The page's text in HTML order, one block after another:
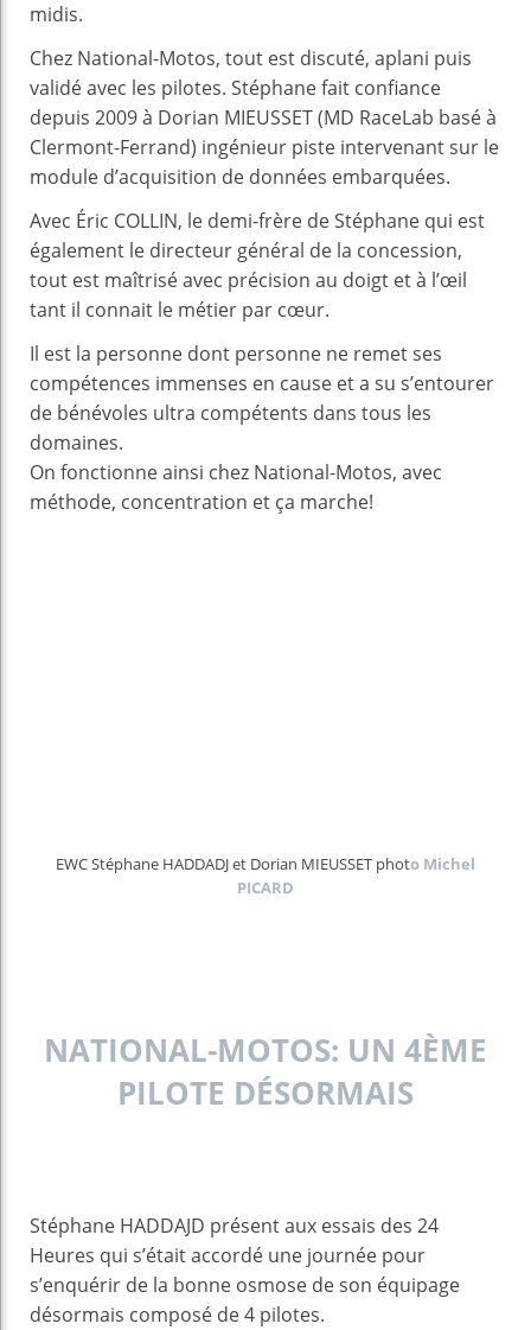
midis.
Chez National-Motos, tout est discuté, aplani puis
validé avec les pilotes. Stéphane fait confiance
depuis 2009 à Dorian MIEUSSET (MD RaceLab basé à
Clermont-Ferrand) ingénieur piste intervenant sur le
module d’acquisition de données embarquées.
Avec Éric COLLIN, le demi-frère de Stéphane qui est
également le directeur général de la concession,
tout est maîtrisé avec précision au doigt et à l’œil
tant il connait le métier par cœur.
Il est la personne dont personne ne remet ses
compétences immenses en cause et a su s’entourer
de bénévoles ultra compétents dans tous les
domaines.
On fonctionne ainsi chez National-Motos, avec
méthode, concentration et ça marche!
EWC Stéphane HADDADJ et Dorian MIEUSSET photo Michel
PICARD
NATIONAL-MOTOS: UN 4ÈME
PILOTE DÉSORMAIS
Stéphane HADDAJD présent aux essais des 24
Heures qui s’était accordé une journée pour
s’enquérir de la bonne osmose de son équipage
désormais composé de 4 pilotes.